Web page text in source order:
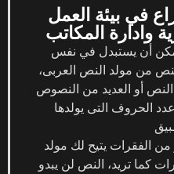
في بيئة العمل
وادارة المكاتب
أن يستبدل في نفس
من مولد النص العربى،
أو العديد من النصوص
الحروف التى يولدها
من الفقرات يتيح لك مولد
كما تريد، النص لن يبدو